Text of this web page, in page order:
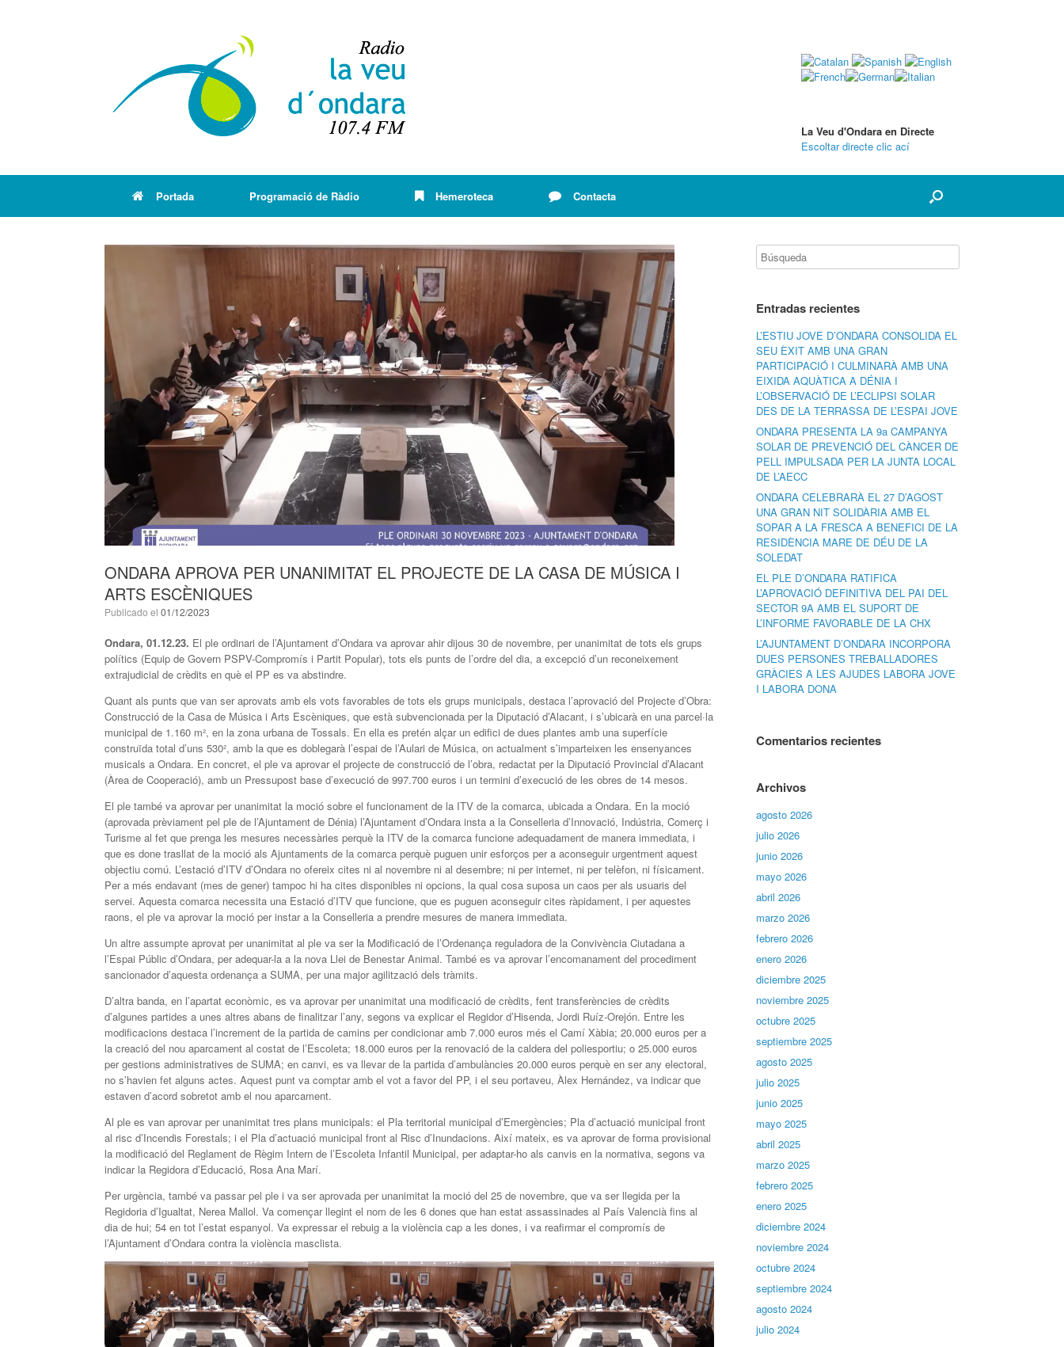
La Veu d'Ondara en Directe
Escoltar directe clic ací
Portada Programació de Ràdio Hemeroteca Contacta
ONDARA APROVA PER UNANIMITAT EL PROJECTE DE LA CASA DE MÚSICA I
ARTS ESCÈNIQUES
Publicado el 01/12/2023
Ondara, 01.12.23. El ple ordinari de l’Ajuntament d’Ondara va aprovar ahir dijous 30 de novembre, per unanimitat de tots els grups
polítics (Equip de Govern PSPV-Compromís i Partit Popular), tots els punts de l’ordre del dia, a excepció d’un reconeixement
extrajudicial de crèdits en què el PP es va abstindre.
Quant als punts que van ser aprovats amb els vots favorables de tots els grups municipals, destaca l’aprovació del Projecte d’Obra:
Construcció de la Casa de Música i Arts Escèniques, que està subvencionada per la Diputació d’Alacant, i s’ubicarà en una parcel·la
municipal de 1.160 m², en la zona urbana de Tossals. En ella es pretén alçar un edifici de dues plantes amb una superfície
construïda total d’uns 530², amb la que es doblegarà l’espai de l’Aulari de Música, on actualment s’imparteixen les ensenyances
musicals a Ondara. En concret, el ple va aprovar el projecte de construcció de l’obra, redactat per la Diputació Provincial d’Alacant
(Àrea de Cooperació), amb un Pressupost base d’execució de 997.700 euros i un termini d’execució de les obres de 14 mesos.
El ple també va aprovar per unanimitat la moció sobre el funcionament de la ITV de la comarca, ubicada a Ondara. En la moció
(aprovada prèviament pel ple de l’Ajuntament de Dénia) l’Ajuntament d’Ondara insta a la Conselleria d’Innovació, Indústria, Comerç i
Turisme al fet que prenga les mesures necessàries perquè la ITV de la comarca funcione adequadament de manera immediata, i
que es done trasllat de la moció als Ajuntaments de la comarca perquè puguen unir esforços per a aconseguir urgentment aquest
objectiu comú. L’estació d’ITV d’Ondara no ofereix cites ni al novembre ni al desembre; ni per internet, ni per telèfon, ni físicament.
Per a més endavant (mes de gener) tampoc hi ha cites disponibles ni opcions, la qual cosa suposa un caos per als usuaris del
servei. Aquesta comarca necessita una Estació d’ITV que funcione, que es puguen aconseguir cites ràpidament, i per aquestes
raons, el ple va aprovar la moció per instar a la Conselleria a prendre mesures de manera immediata.
Un altre assumpte aprovat per unanimitat al ple va ser la Modificació de l’Ordenança reguladora de la Convivència Ciutadana a
l’Espai Públic d’Ondara, per adequar-la a la nova Llei de Benestar Animal. També es va aprovar l’encomanament del procediment
sancionador d’aquesta ordenança a SUMA, per una major agilització dels tràmits.
D’altra banda, en l’apartat econòmic, es va aprovar per unanimitat una modificació de crèdits, fent transferències de crèdits
d’algunes partides a unes altres abans de finalitzar l’any, segons va explicar el Regidor d’Hisenda, Jordi Ruíz-Orejón. Entre les
modificacions destaca l’increment de la partida de camins per condicionar amb 7.000 euros més el Camí Xàbia; 20.000 euros per a
la creació del nou aparcament al costat de l’Escoleta; 18.000 euros per la renovació de la caldera del poliesportiu; o 25.000 euros
per gestions administratives de SUMA; en canvi, es va llevar de la partida d’ambulàncies 20.000 euros perquè en ser any electoral,
no s’havien fet alguns actes. Aquest punt va comptar amb el vot a favor del PP, i el seu portaveu, Àlex Hernández, va indicar que
estaven d’acord sobretot amb el nou aparcament.
Al ple es van aprovar per unanimitat tres plans municipals: el Pla territorial municipal d’Emergències; Pla d’actuació municipal front
al risc d’Incendis Forestals; i el Pla d’actuació municipal front al Risc d’Inundacions. Així mateix, es va aprovar de forma provisional
la modificació del Reglament de Règim Intern de l’Escoleta Infantil Municipal, per adaptar-ho als canvis en la normativa, segons va
indicar la Regidora d’Educació, Rosa Ana Marí.
Per urgència, també va passar pel ple i va ser aprovada per unanimitat la moció del 25 de novembre, que va ser llegida per la
Regidoria d’Igualtat, Nerea Mallol. Va començar llegint el nom de les 6 dones que han estat assassinades al País Valencià fins al
dia de hui; 54 en tot l’estat espanyol. Va expressar el rebuig a la violència cap a les dones, i va reafirmar el compromís de
l’Ajuntament d’Ondara contra la violència masclista.
Entradas recientes
L’ESTIU JOVE D’ONDARA CONSOLIDA EL
SEU ÈXIT AMB UNA GRAN
PARTICIPACIÓ I CULMINARÀ AMB UNA
EIXIDA AQUÀTICA A DÉNIA I
L’OBSERVACIÓ DE L’ECLIPSI SOLAR
DES DE LA TERRASSA DE L’ESPAI JOVE
ONDARA PRESENTA LA 9a CAMPANYA
SOLAR DE PREVENCIÓ DEL CÀNCER DE
PELL IMPULSADA PER LA JUNTA LOCAL
DE L’AECC
ONDARA CELEBRARÀ EL 27 D’AGOST
UNA GRAN NIT SOLIDÀRIA AMB EL
SOPAR A LA FRESCA A BENEFICI DE LA
RESIDÈNCIA MARE DE DÉU DE LA
SOLEDAT
EL PLE D’ONDARA RATIFICA
L’APROVACIÓ DEFINITIVA DEL PAI DEL
SECTOR 9A AMB EL SUPORT DE
L’INFORME FAVORABLE DE LA CHX
L’AJUNTAMENT D’ONDARA INCORPORA
DUES PERSONES TREBALLADORES
GRÀCIES A LES AJUDES LABORA JOVE
I LABORA DONA
Comentarios recientes
Archivos
agosto 2026
julio 2026
junio 2026
mayo 2026
abril 2026
marzo 2026
febrero 2026
enero 2026
diciembre 2025
noviembre 2025
octubre 2025
septiembre 2025
agosto 2025
julio 2025
junio 2025
mayo 2025
abril 2025
marzo 2025
febrero 2025
enero 2025
diciembre 2024
noviembre 2024
octubre 2024
septiembre 2024
agosto 2024
julio 2024